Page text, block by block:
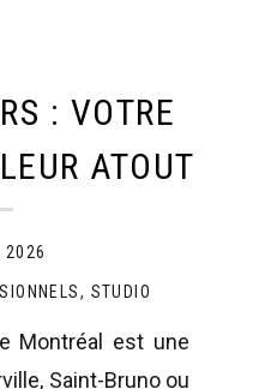
Montréal est une
Saint-Bruno ou
, STUDIO
2026
: VOTRE
ATOUT